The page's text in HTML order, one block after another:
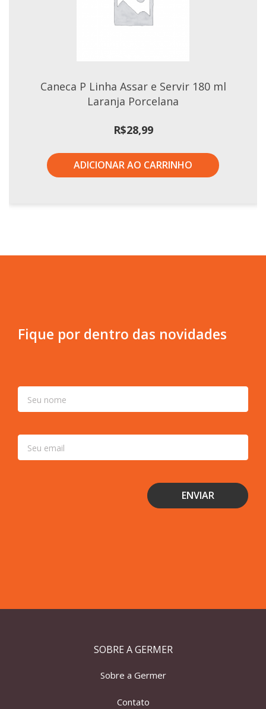
Caneca P Linha Assar e Servir 180 ml
Laranja Porcelana
R$28,99
ADICIONAR AO CARRINHO
Fique por dentro das novidades
SOBRE A GERMER
Sobre a Germer
Contato